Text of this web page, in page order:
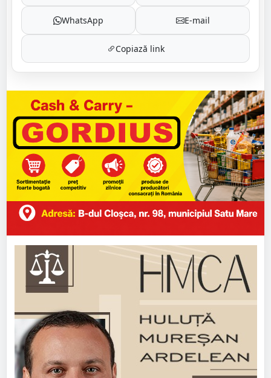
WhatsApp E-mail
Copiază link